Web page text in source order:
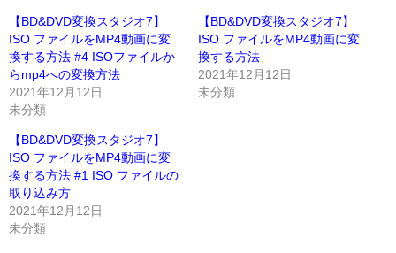
【BD&DVD変換スタジオ7】
ISO ファイルをMP4動画に変
換する方法 #4 ISOファイルか
らmp4への変換方法
2021年12月12日
未分類
【BD&DVD変換スタジオ7】
ISO ファイルをMP4動画に変
換する方法
2021年12月12日
未分類
【BD&DVD変換スタジオ7】
ISO ファイルをMP4動画に変
換する方法 #1 ISO ファイルの
取り込み方
2021年12月12日
未分類